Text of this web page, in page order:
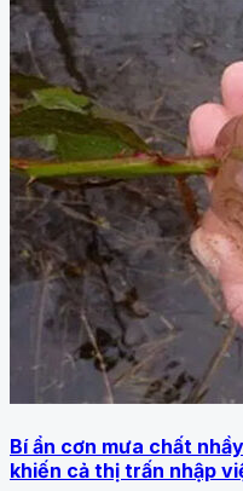
Bí ẩn cơn mưa chất
khiến cả thị trấn nhập